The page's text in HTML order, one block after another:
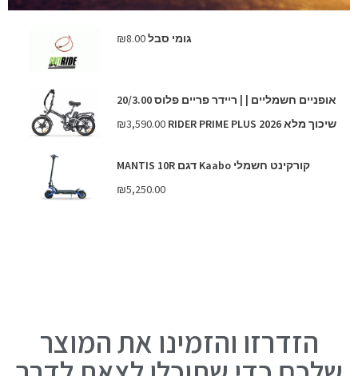
גומי סבל ₪8.00
אופניים חשמליים | | ריידר פריים פלוס 20/3.00
שיכוך מלא RIDER PRIME PLUS 2026
₪3,590.00
קורקינט חשמלי Kaabo דגם MANTIS 10R
₪5,250.00
הזדרזו והזמינו את המוצר